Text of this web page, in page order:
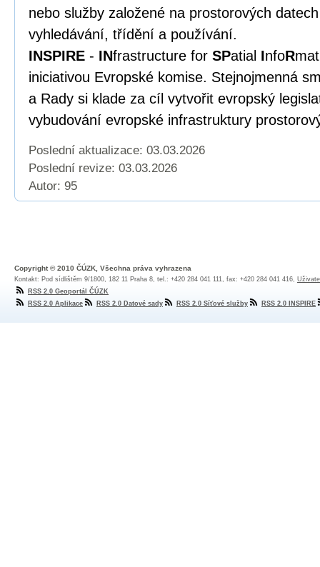
nebo služby založené na prostorových
vyhledávání, třídění a používání.
INSPIRE - INfrastructure for SPatial InfoR
iniciativou Evropské komise. Stejnojmenná
a Rady si klade za cíl vytvořit evropský
vybudování evropské infrastruktury
Poslední aktualizace: 03.03.2026
Poslední revize: 03.03.2026
Autor: 95
Copyright © 2010 ČÚZK, Všechna práva vyhrazena
Kontakt: Pod sídlištěm 9/1800, 182 11 Praha 8, tel.: +420 284 041 111, fax: +420 284 041 416,
RSS 2.0 Geoportál ČÚZK
RSS 2.0 Aplikace
RSS 2.0 Datové sady RSS 2.0 Síťové služby RSS 2.0 INSPIRE